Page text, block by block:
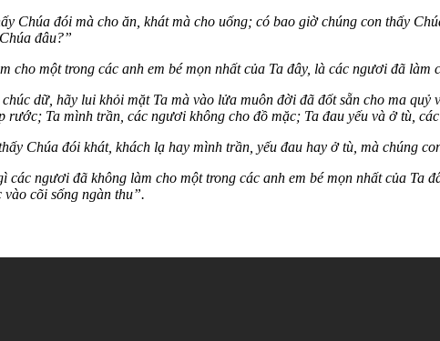
Chúa đói mà cho ăn, khát mà cho uống; có bao giờ chúng con thấy
đâu?”
một trong các anh em bé mọn nhất của Ta đây, là các ngươi đã làm
dữ, hãy lui khỏi mặt Ta mà vào lửa muôn đời đã đốt sẵn cho ma quỷ
Ta mình trần, các ngươi không cho đồ mặc; Ta đau yếu và ở tù,
Chúa đói khát, khách lạ hay mình trần, yếu đau hay ở tù, mà chúng
ngươi đã không làm cho một trong các anh em bé mọn nhất của Ta
cõi sống ngàn thu”.